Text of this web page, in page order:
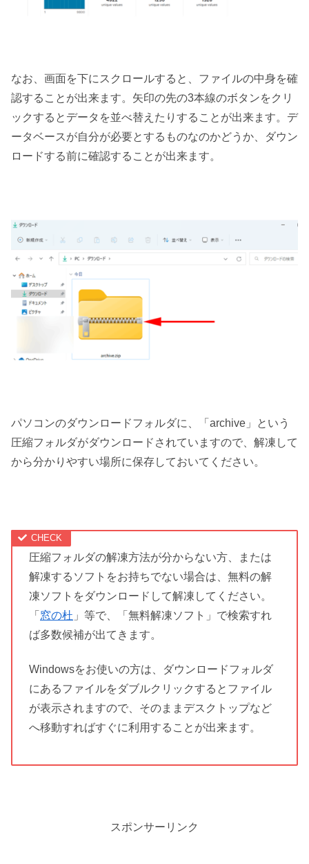
なお、画面を下にスクロールすると、ファイルの中身を確
認することが出来ます。矢印の先の3本線のボタンをクリ
ックするとデータを並べ替えたりすることが出来ます。デ
ータベースが自分が必要とするものなのかどうか、ダウン
ロードする前に確認することが出来ます。
パソコンのダウンロードフォルダに、「archive」という
圧縮フォルダがダウンロードされていますので、解凍して
から分かりやすい場所に保存しておいてください。
圧縮フォルダの解凍方法が分からない方、または
解凍するソフトをお持ちでない場合は、無料の解
凍ソフトをダウンロードして解凍してください。
「 窓の杜 」等で、「無料解凍ソフト」で検索すれ
ば多数候補が出てきます。
Windowsをお使いの方は、ダウンロードフォルダ
にあるファイルをダブルクリックするとファイル
が表示されますので、そのままデスクトップなど
へ移動すればすぐに利用することが出来ます。
スポンサーリンク